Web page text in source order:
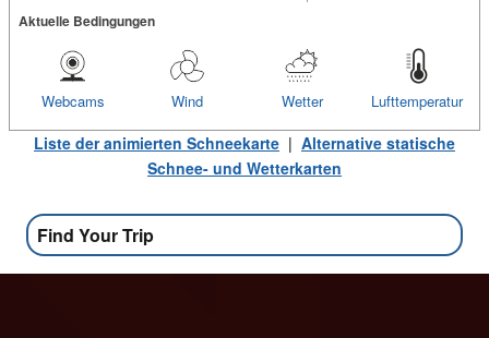
Aktuelle Bedingungen
Lufttemperatur
Wetter
Wind
Webcams
Liste der animierten Schneekarte | Alternative statische
Schnee- und Wetterkarten
Find Your Trip